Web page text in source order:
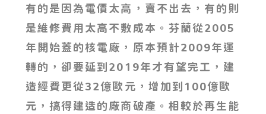
有的是因為電價太高，賣不出去，有的則
是維修費用太高不敷成本。芬蘭從2005
年開始蓋的核電廠，原本預計2009年運
轉的，卻要延到2019年才有望完工，建
造經費更從32億歐元，增加到100億歐
元，搞得建造的廠商破產。相較於再生能